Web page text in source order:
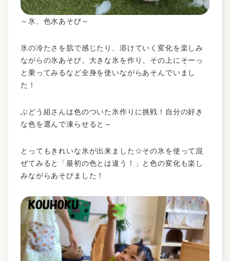
～氷、色水あそび～
氷の冷たさを肌で感じたり、溶けていく変化を楽しみ
ながらの氷あそび。大きな氷を作り、その上にそーっ
と乗ってみるなど全身を使いながらあそんでいまし
た！
ぶどう組さんは色のついた氷作りに挑戦！自分の好き
な色を選んで凍らせると～
とってもきれいな氷が出来ました☆その氷を使って混
ぜてみると「最初の色とは違う！」と色の変化も楽し
みながらあそびました！